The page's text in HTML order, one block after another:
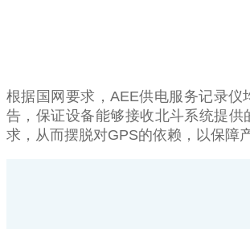
根据国网要求，AEE供电服务记录
告，保证设备能够接收北斗系统提
求，从而摆脱对GPS的依赖，以保障